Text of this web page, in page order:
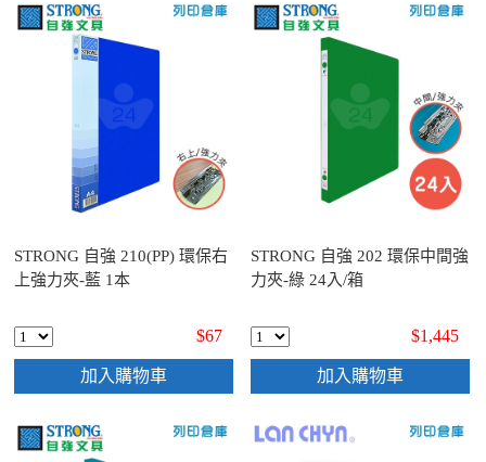
STRONG 自強 210(PP) 環保右
上強力夾-藍 1本
$67
加入購物車
STRONG 自強 202 環保中間強
力夾-綠 24入/箱
$1,445
加入購物車